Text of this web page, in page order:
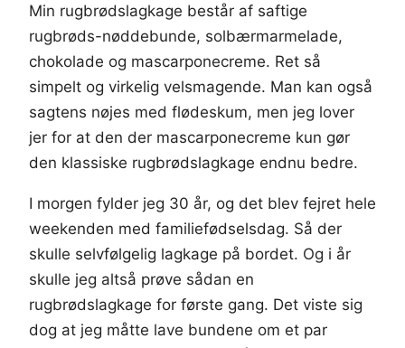
Min rugbrødslagkage består af saftige
rugbrøds-nøddebunde, solbærmarmelade,
chokolade og mascarponecreme. Ret så
simpelt og virkelig velsmagende. Man kan også
sagtens nøjes med flødeskum, men jeg lover
jer for at den der mascarponecreme kun gør
den klassiske rugbrødslagkage endnu bedre.
I morgen fylder jeg 30 år, og det blev fejret hele
weekenden med familiefødselsdag. Så der
skulle selvfølgelig lagkage på bordet. Og i år
skulle jeg altså prøve sådan en
rugbrødslagkage for første gang. Det viste sig
dog at jeg måtte lave bundene om et par